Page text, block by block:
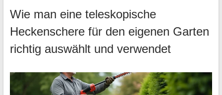
Wie man eine teleskopische
Heckenschere für den eigenen Garten
richtig auswählt und verwendet